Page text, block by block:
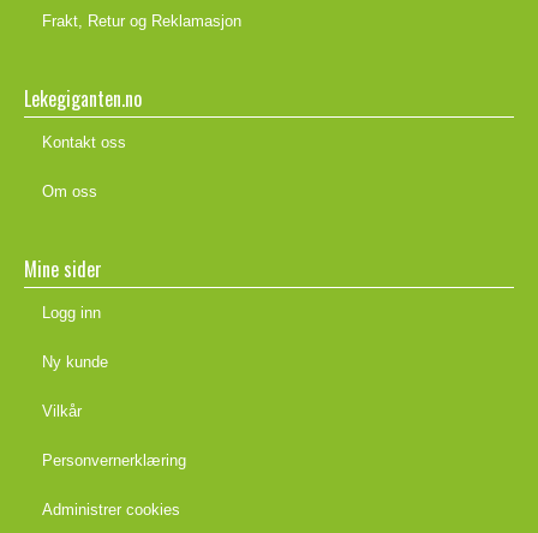
Frakt, Retur og Reklamasjon
Lekegiganten.no
Kontakt oss
Om oss
Mine sider
Logg inn
Ny kunde
Vilkår
Personvernerklæring
Administrer cookies